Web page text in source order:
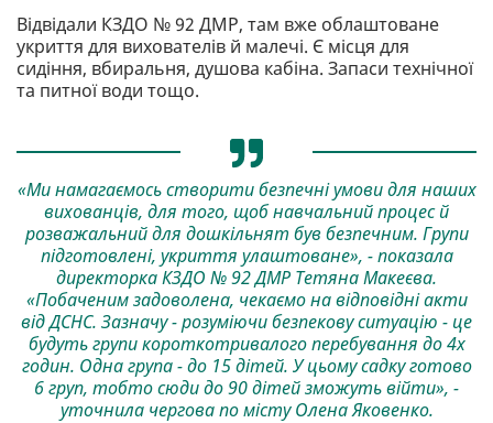
Відвідали КЗДО № 92 ДМР, там вже облаштоване
укриття для вихователів й малечі. Є місця для
сидіння, вбиральня, душова кабіна. Запаси технічної
та питної води тощо.
«Ми намагаємось створити безпечні умови для наших
вихованців, для того, щоб навчальний процес й
розважальний для дошкільнят був безпечним. Групи
підготовлені, укриття улаштоване», - показала
директорка КЗДО № 92 ДМР Тетяна Макеєва.
«Побаченим задоволена, чекаємо на відповідні акти
від ДСНС. Зазначу - розуміючи безпекову ситуацію - це
будуть групи короткотривалого перебування до 4х
годин. Одна група - до 15 дітей. У цьому садку готово
6 груп, тобто сюди до 90 дітей зможуть війти», -
уточнила чергова по місту Олена Яковенко.